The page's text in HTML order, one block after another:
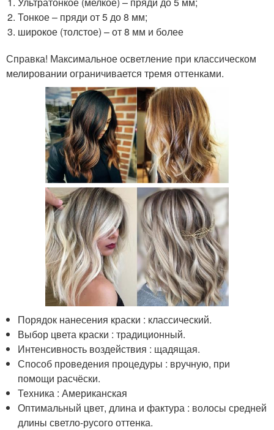
Тонкое – пряди от 5 до 8 мм;
широкое (толстое) – от 8 мм и более
Справка! Максимальное осветление при классическом
мелировании ограничивается тремя оттенками.
Порядок нанесения краски : классический.
Выбор цвета краски : традиционный.
Интенсивность воздействия : щадящая.
Способ проведения процедуры : вручную, при
помощи расчёски.
Техника : Американская
Оптимальный цвет, длина и фактура : волосы средней
длины светло-русого оттенка.